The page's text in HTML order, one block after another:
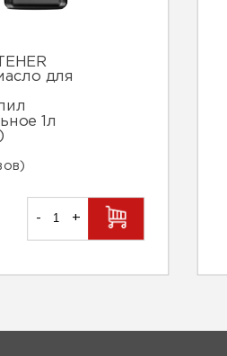
для
1л
- +